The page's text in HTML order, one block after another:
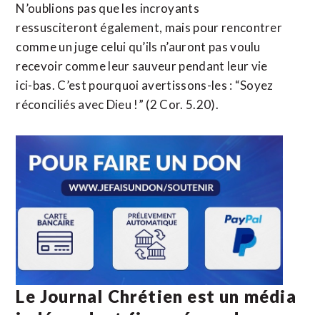
N’oublions pas que les incroyants
ressusciteront également, mais pour rencontrer
comme un juge celui qu’ils n’auront pas voulu
recevoir comme leur sauveur pendant leur vie
ici-bas. C’est pourquoi avertissons-les : “Soyez
réconciliés avec Dieu !” (2 Cor. 5.20).
Le Journal Chrétien est un média